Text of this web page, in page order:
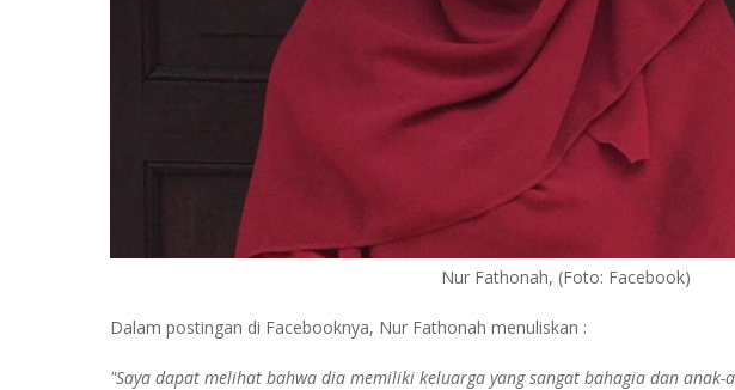
Nur Fathonah, (Foto: Facebook)
Dalam postingan di Facebooknya, Nur Fathonah menuliskan :
"Saya dapat melihat bahwa dia memiliki keluarga yang sangat bahagia dan anak-